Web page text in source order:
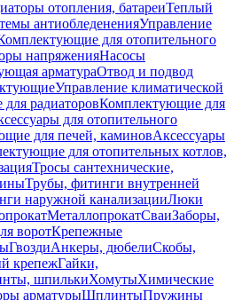
отопления, батареиТеплый
антиобледененияУправление
для отопительного
напряженияНасосы
арматураОтвод и подвод
Управление климатической
радиаторовКомплектующие для
для отопительного
для печей, каминовАксессуары
для отопительных котлов,
Тросы сантехнические,
Трубы, фитинги внутренней
наружной канализацииЛюки
МеталлопрокатСваиЗаборы,
воротКрепежные
ГвоздиАнкеры, дюбелиСкобы,
крепежГайки,
шпилькиХомутыХимические
арматурыШплинтыПружины